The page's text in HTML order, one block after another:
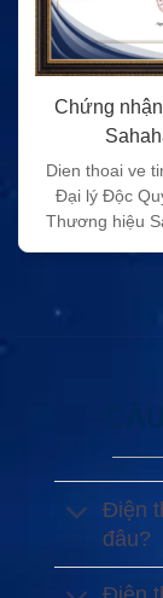
Chứng
Dien thoai ve
Đại lý Độc
Thương hiệu
Điện
đâu?